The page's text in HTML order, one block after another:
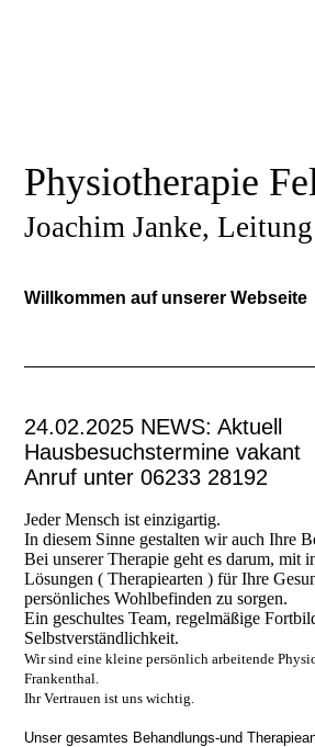
Physiotherapie
Joachim Janke,
Willkommen auf unserer Webseite
24.02.2025 NEWS: Aktuell
Hausbesuchstermine vakant
Anruf unter 06233 28192
Jeder Mensch ist einzigartig.
In diesem Sinne gestalten wir auch Ihre
Bei unserer Therapie geht es darum, mit
Lösungen ( Therapiearten ) für Ihre
persönliches Wohlbefinden zu sorgen.
Ein geschultes Team, regelmäßige
Selbstverständlichkeit.
Wir sind eine kleine persönlich arbeitende
Frankenthal.
Ihr Vertrauen ist uns wichtig.
Unser gesamtes Behandlungs-und